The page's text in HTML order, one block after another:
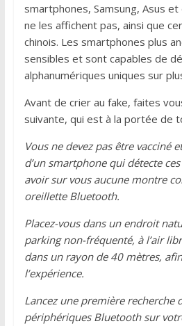
smartphones, Samsung, Asus et
ne les affichent pas, ainsi que
chinois. Les smartphones plus
sensibles et sont capables de
alphanumériques uniques sur
Avant de crier au fake, faites
suivante, qui est à la portée de
Vous ne devez pas être vacciné
d’un smartphone qui détecte
avoir sur vous aucune montre
oreillette Bluetooth.
Placez-vous dans un endroit
parking non-fréquenté, à l’air
dans un rayon de 40 mètres,
l’expérience.
Lancez une première recherche
périphériques Bluetooth sur